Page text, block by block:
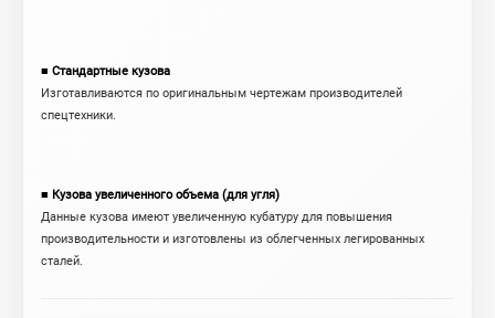
■ Стандартные кузова
Изготавливаются по оригинальным чертежам производителей
спецтехники.
■ Кузова увеличенного объема (для угля)
Данные кузова имеют увеличенную кубатуру для повышения
производительности и изготовлены из облегченных легированных
сталей.